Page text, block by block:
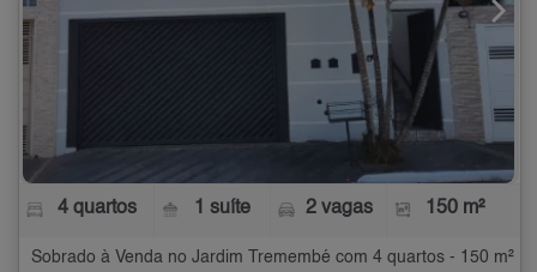
4 quartos 1 suíte 2 vagas 150 m²
Sobrado à Venda no Jardim Tremembé com 4 quartos - 150 m²